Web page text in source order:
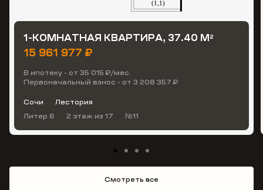
1-КОМНАТНАЯ КВАРТИРА, 37.40 М2
15 961 977 ₽
В ипотеку - от 35 015 ₽/мес.
Первоначальный взнос - от 3 208 357 ₽
Сочи
Лестория
Литер 6
2 этаж из 17 №11
Смотреть все